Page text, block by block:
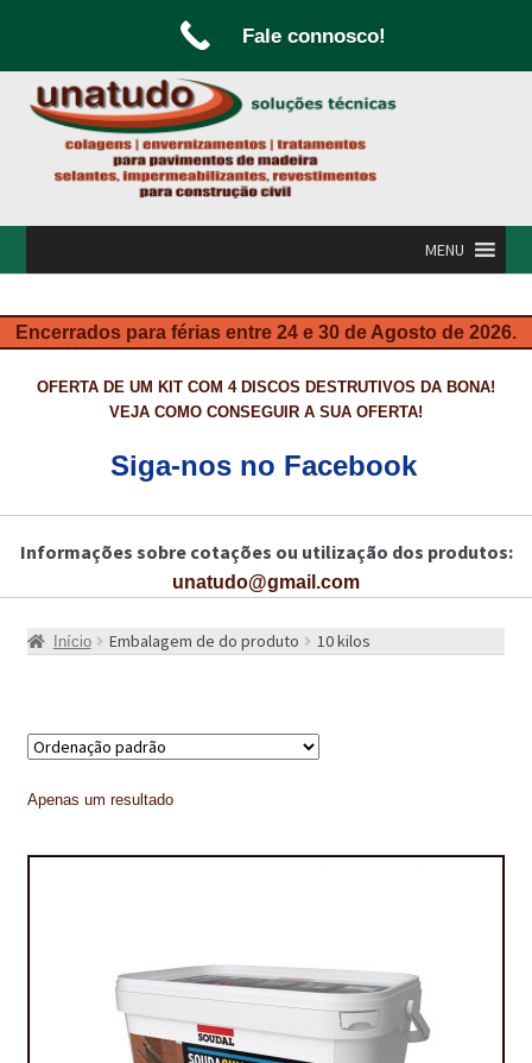
para
navegação
para
conteúdo
MENU
A UNATUDO
CARPINTARIA E MARCENARIA
CARRINHO
CURA E SELAGEM PARA PAVIMENTOS DE BETÃO
DESCOFRANTES RETARDADORES E DESATIVANTES
Encerrados para férias entre 24 e 30 de Agosto de 2026.
OFERTA DE UM KIT COM 4 DISCOS DESTRUTIVOS DA BONA!
VEJA COMO CONSEGUIR A SUA OFERTA!
Siga-nos no Facebook
Informações sobre cotações ou utilização dos produtos:
unatudo@gmail.com
Início Embalagem de do produto 10 kilos
Apenas um resultado
Fale connosco!